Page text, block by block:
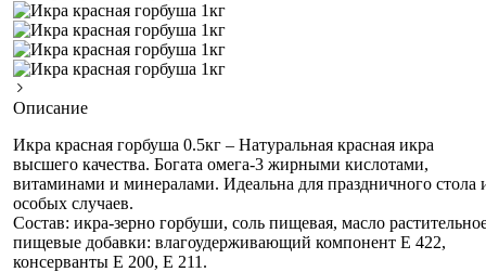
Описание
Икра красная горбуша 0.5кг – Натуральная красная икра
высшего качества. Богата омега-3 жирными кислотами,
витаминами и минералами. Идеальна для праздничного стола
особых случаев.
Состав: икра-зерно горбуши, соль пищевая, масло
пищевые добавки: влагоудерживающий компонент E 422,
консерванты E 200, E 211.